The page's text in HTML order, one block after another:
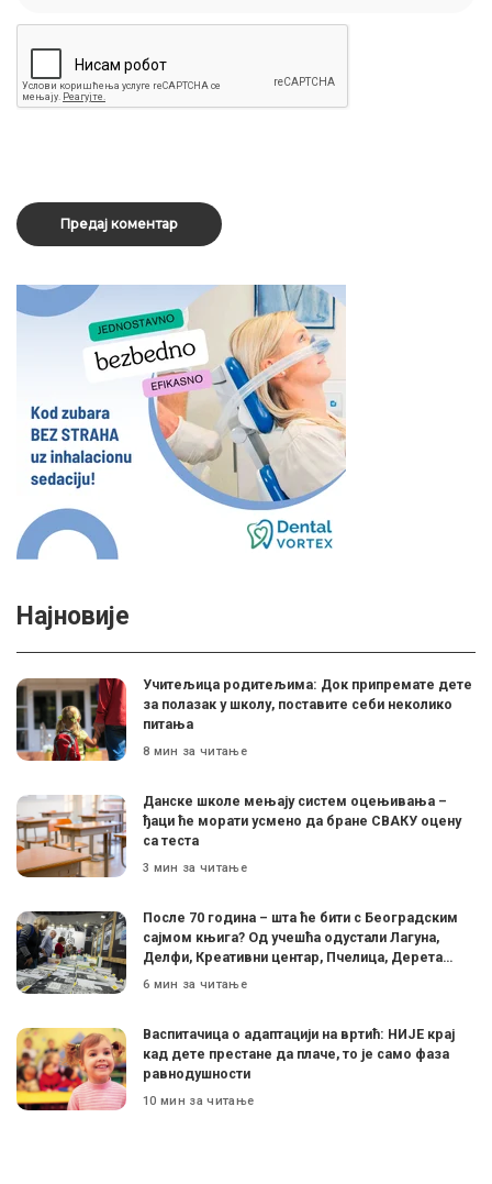
Најновије
Учитељица родитељима: Док припремате дете
за полазак у школу, поставите себи неколико
питања
8 мин за читање
Данске школе мењају систем оцењивања –
ђаци ће морати усмено да бране СВАКУ оцену
са теста
3 мин за читање
После 70 година – шта ће бити с Београдским
сајмом књига? Од учешћа одустали Лагуна,
Делфи, Креативни центар, Пчелица, Дерета…
6 мин за читање
Васпитачица о адаптацији на вртић: НИЈЕ крај
кад дете престане да плаче, то је само фаза
равнодушности
10 мин за читање